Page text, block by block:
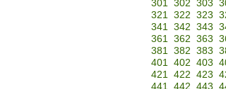
301 302 303
321 322 323
341 342 343
361 362 363
381 382 383
401 402 403
421 422 423
441 442 443